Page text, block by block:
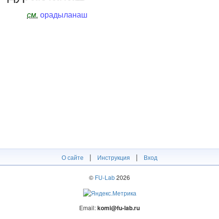
см. орадыланаш
О сайте | Инструкция | Вход
© FU-Lab2026
Email:komi@fu-lab.ru